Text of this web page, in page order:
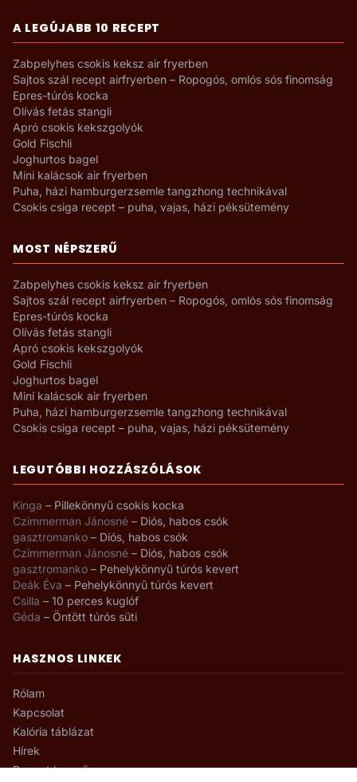
A LEGÚJABB 10 RECEPT
Zabpelyhes csokis keksz air fryerben
Sajtos szál recept airfryerben – Ropogós, omlós sós finomság
Epres-túrós kocka
Olívás fetás stangli
Apró csokis kekszgolyók
Gold Fischli
Joghurtos bagel
Mini kalácsok air fryerben
Puha, házi hamburgerzsemle tangzhong technikával
Csokis csiga recept – puha, vajas, házi péksütemény
MOST NÉPSZERŰ
Zabpelyhes csokis keksz air fryerben
Sajtos szál recept airfryerben – Ropogós, omlós sós finomság
Epres-túrós kocka
Olívás fetás stangli
Apró csokis kekszgolyók
Gold Fischli
Joghurtos bagel
Mini kalácsok air fryerben
Puha, házi hamburgerzsemle tangzhong technikával
Csokis csiga recept – puha, vajas, házi péksütemény
LEGUTÓBBI HOZZÁSZÓLÁSOK
Kinga – Pillekönnyű csokis kocka
Czimmerman Jánosné – Diós, habos csók
gasztromanko – Diós, habos csók
Czimmerman Jánosné – Diós, habos csók
gasztromanko – Pehelykönnyű túrós kevert
Deák Éva – Pehelykönnyű túrós kevert
Csilla – 10 perces kuglóf
Géda – Öntött túrós süti
HASZNOS LINKEK
Rólam
Kapcsolat
Kalória táblázat
Hírek
Recept kereső